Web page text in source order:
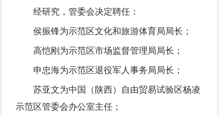
经研究，管委会决定聘任：
侯振锋为示范区文化和旅游体育局局长；
高恺刚为示范区市场监督管理局局长；
申忠海为示范区退役军人事务局局长；
苏亚文为中国（陕西）自由贸易试验区杨凌
示范区管委会办公室主任；